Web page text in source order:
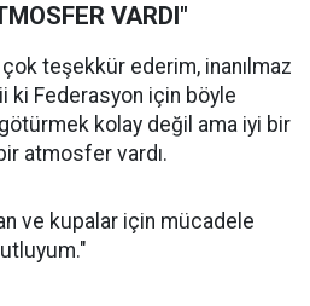
VARDI"
çok teşekkür ederim, inanılmaz
ki Federasyon için böyle
kolay değil ama iyi bir
atmosfer vardı.
ve kupalar için mücadele